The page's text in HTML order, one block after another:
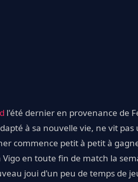
l'été dernier en provenance de
à sa nouvelle vie, ne vit
commence petit à petit à
en toute fin de match la
joui d'un peu de temps de